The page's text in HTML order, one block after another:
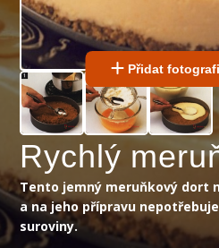
Přidat
Rychlý
Tento jemný meruňkový dort
a na jeho přípravu
suroviny.